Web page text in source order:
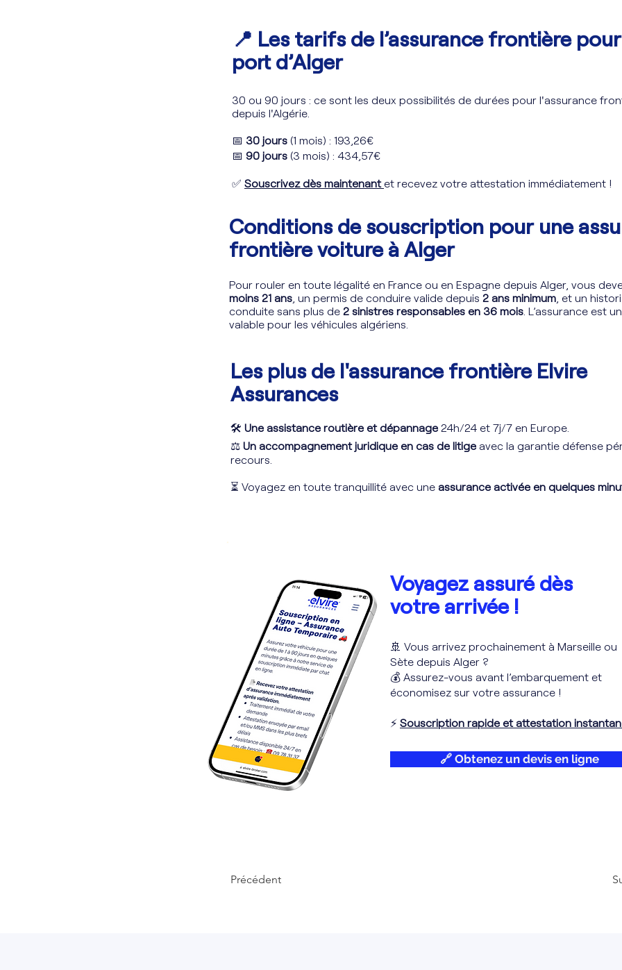
📍 Les tarifs de l’assurance frontière
port d’Alger
30 ou 90 jours : ce sont les deux possibilités de durées pour l'assurance
depuis l'Algérie.
📅 30 jours (1 mois) : 193,26€
📅 90 jours (3 mois) : 434,57€
✅ Souscrivez dès maintenant et recevez votre attestation immédiatement !
Conditions de souscription pour une
frontière voiture à Alger
Pour rouler en toute légalité en France ou en Espagne depuis Alger, vous
moins 21 ans , un permis de conduire valide depuis 2 ans minimum , et un
conduite sans plus de 2 sinistres responsables en 36 mois . L’assurance est
valable pour les véhicules algériens.
Les plus de l'assurance frontière Elvire
Assurances
🛠 Une assistance routière et dépannage 24h/24 et 7j/7 en Europe.
⚖️ Un accompagnement juridique en cas de litige avec la garantie défense
recours.
⏳ Voyagez en toute tranquillité avec une assurance activée en quelques
Voyagez assuré dès
votre arrivée !
🚢 Vous arrivez prochainement à Marseille ou
Sète depuis Alger ?
💰 Assurez-vous avant l’embarquement et
économisez sur votre assurance !
⚡ Souscription rapide et attestation
🔗 Obtenez un devis en ligne
Précédent